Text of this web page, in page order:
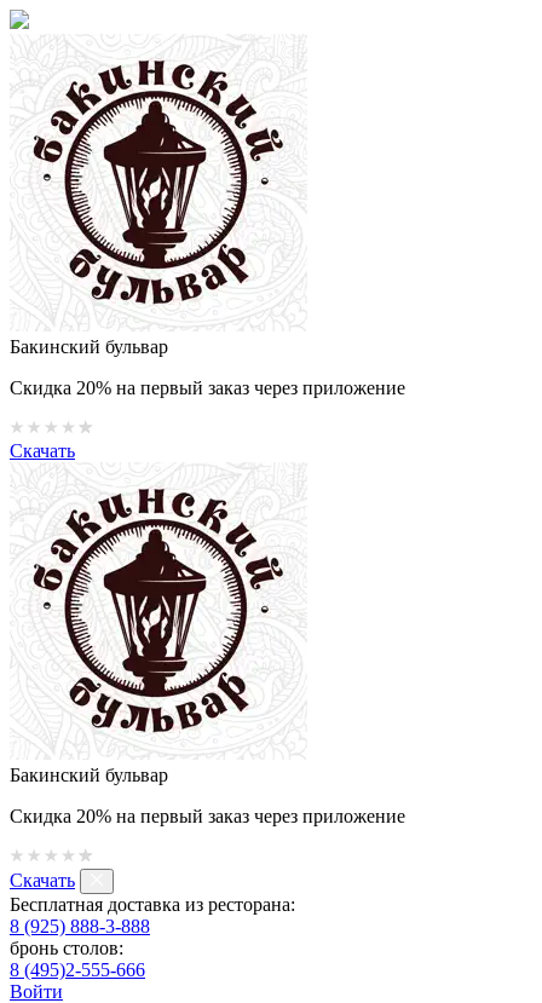
Бакинский бульвар
Скидка 20% на первый заказ через приложение
Скачать
Бакинский бульвар
Скидка 20% на первый заказ через приложение
Скачать
Бесплатная доставка из ресторана:
8 (925) 888-3-888
бронь столов:
8 (495)2-555-666
Войти